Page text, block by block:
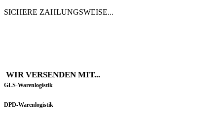
SICHERE ZAHLUNGSWEISE...
WIR VERSENDEN MIT...
GLS-Warenlogistik
DPD-Warenlogistik